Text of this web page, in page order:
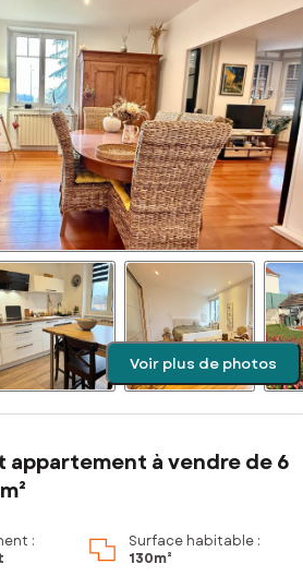
Voir plus de photos
appartement à vendre de 6
:
Surface habitable :
130m²